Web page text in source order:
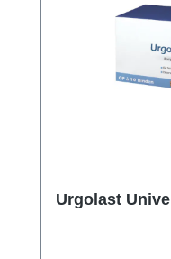
ein vielseitiges
Gebrauch. Weitere Informationen des
Herstellers
Urgolast